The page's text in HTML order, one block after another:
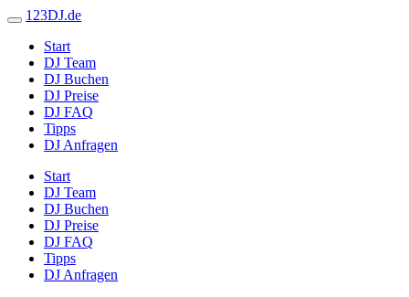
123DJ.de
Start
DJ Team
DJ Buchen
DJ Preise
DJ FAQ
Tipps
DJ Anfragen
Start
DJ Team
DJ Buchen
DJ Preise
DJ FAQ
Tipps
DJ Anfragen